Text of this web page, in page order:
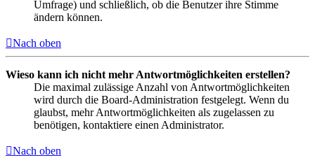
Umfrage) und schließlich, ob die Benutzer ihre Stimme
ändern können.
Nach oben
Wieso kann ich nicht mehr Antwortmöglichkeiten erstellen?
Die maximal zulässige Anzahl von Antwortmöglichkeiten
wird durch die Board-Administration festgelegt. Wenn du
glaubst, mehr Antwortmöglichkeiten als zugelassen zu
benötigen, kontaktiere einen Administrator.
Nach oben